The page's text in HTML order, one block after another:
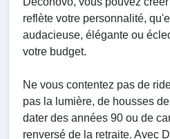
reflète votre personnalité,
audacieuse, élégante ou
votre budget.
Ne vous contentez pas de
pas la lumière, de housses
dater des années 90 ou de
renversé de la retraite. Avec